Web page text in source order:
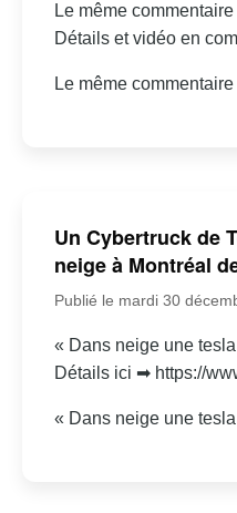
Le même
Détails et vidéo en
Le même
Un Cybertruck de
neige à Montréal
Publié le mardi 30
« Dans neige une
Détails ici ➡ https://
« Dans neige une